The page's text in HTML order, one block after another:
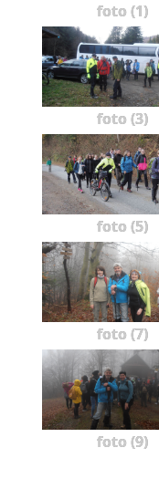
foto (1)
foto (3)
foto (5)
foto (7)
foto (9)